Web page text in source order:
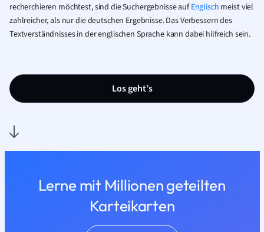
recherchieren möchtest, sind die Suchergebnisse aufEnglisch meist viel
zahlreicher, als nur die deutschen Ergebnisse. Das Verbessern des
Textverständnisses in der englischen Sprache kann dabei hilfreich sein.
Los geht’s
Lerne mit Millionen geteilten
Karteikarten